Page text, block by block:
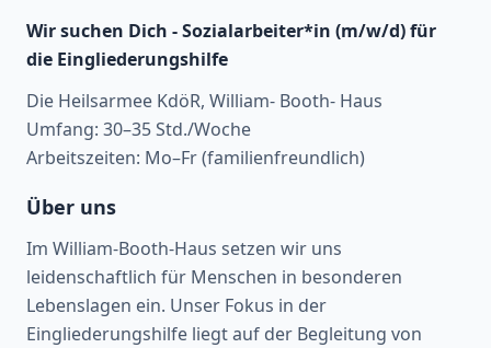
Wir suchen Dich - Sozialarbeiter*in (m/w/d) für
die Eingliederungshilfe
Die Heilsarmee KdöR, William- Booth- Haus
Umfang: 30–35 Std./Woche
Arbeitszeiten: Mo–Fr (familienfreundlich)
Über uns
Im William-Booth-Haus setzen wir uns
leidenschaftlich für Menschen in besonderen
Lebenslagen ein. Unser Fokus in der
Eingliederungshilfe liegt auf der Begleitung von